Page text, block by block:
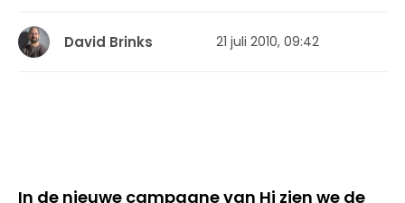
David Brinks 21 juli 2010, 09:42
In de nieuwe campagne van Hi zien we de